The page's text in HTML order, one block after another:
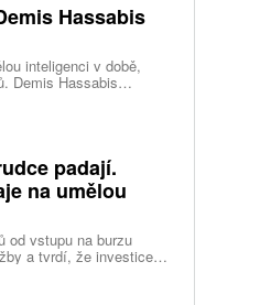
Hassabis
inteligenci v době,
Demis Hassabis
se na vývoj pokročilé
padají.
na umělou
od vstupu na burzu
a tvrdí, že investice
než dříve, investoři ale
udržitelné.